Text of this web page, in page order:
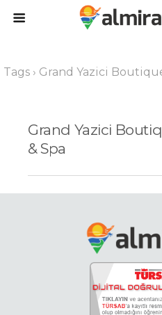
Tags › Grand Yazici
Grand Yazici
& Spa